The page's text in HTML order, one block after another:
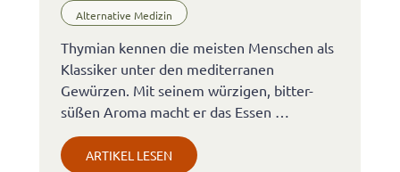
Alternative Medizin
Thymian kennen die meisten Menschen als
Klassiker unter den mediterranen
Gewürzen. Mit seinem würzigen, bitter-
süßen Aroma macht er das Essen …
ARTIKEL LESEN